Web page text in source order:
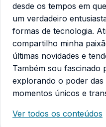
desde os tempos em
um verdadeiro
formas de tecnologia.
compartilho minha
últimas novidades e
Também sou fascinado
explorando o poder
momentos únicos e
Ver todos os conteúdos